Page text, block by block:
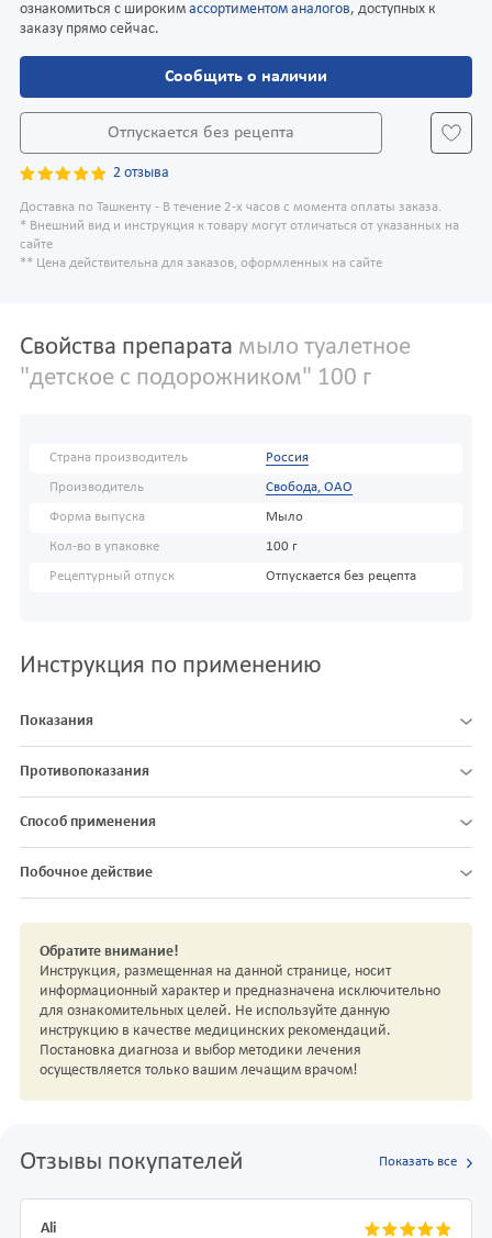
ознакомиться с широким ассортиментом аналогов, доступных к
заказу прямо сейчас.
Сообщить о наличии
Отпускается без рецепта
2 отзыва
Доставка по Ташкенту - В течение 2-х часов с момента оплаты заказа.
* Внешний вид и инструкция к товару могут отличаться от указанных на
сайте
** Цена действительна для заказов, оформленных на сайте
Свойства препарата мыло туалетное
"детское с подорожником" 100 г
Страна производитель Россия
Производитель Свобода, ОАО
Форма выпуска Мыло
Кол-во в упаковке 100 г
Рецептурный отпуск Отпускается без рецепта
Инструкция по применению
Показания
Противопоказания
Способ применения
Побочное действие
Обратите внимание!
Инструкция, размещенная на данной странице, носит
информационный характер и предназначена исключительно
для ознакомительных целей. Не используйте данную
инструкцию в качестве медицинских рекомендаций.
Постановка диагноза и выбор методики лечения
осуществляется только вашим лечащим врачом!
Отзывы покупателей Показать все
Ali